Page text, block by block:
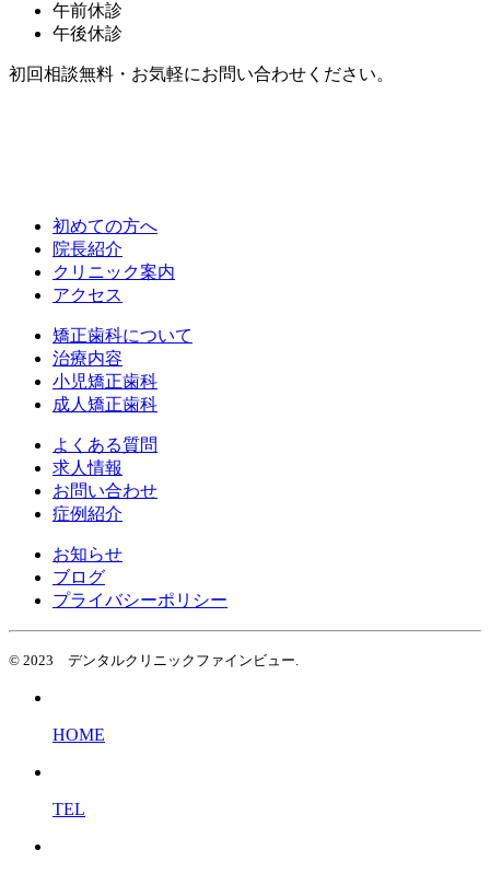
午前休診
午後休診
初回相談無料・お気軽にお問い合わせください。
初めての方へ
院長紹介
クリニック案内
アクセス
矯正歯科について
治療内容
小児矯正歯科
成人矯正歯科
よくある質問
求人情報
お問い合わせ
症例紹介
お知らせ
ブログ
プライバシーポリシー
© 2023 デンタルクリニックファインビュー.
HOME
TEL